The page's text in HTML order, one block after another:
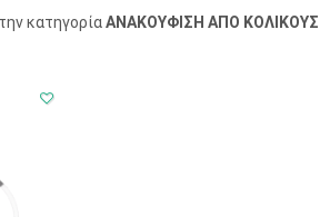
κατηγορίαΑΝΑΚΟΥΦΙΣΗ ΑΠΟ ΚΟΛΙΚΟΥΣ